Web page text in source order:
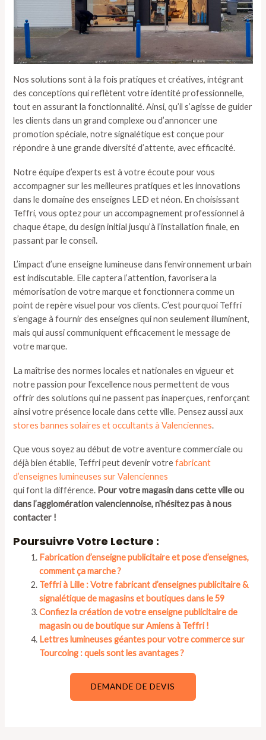
Nos solutions sont à la fois pratiques et créatives, intégrant
des conceptions qui reflètent votre identité professionnelle,
tout en assurant la fonctionnalité. Ainsi, qu’il s’agisse de guider
les clients dans un grand complexe ou d’annoncer une
promotion spéciale, notre signalétique est conçue pour
répondre à une grande diversité d’attente, avec efficacité.
Notre équipe d’experts est à votre écoute pour vous
accompagner sur les meilleures pratiques et les innovations
dans le domaine des enseignes LED et néon. En choisissant
Teffri, vous optez pour un accompagnement professionnel à
chaque étape, du design initial jusqu’à l’installation finale, en
passant par le conseil.
L’impact d’une enseigne lumineuse dans l’environnement urbain
est indiscutable. Elle captera l’attention, favorisera la
mémorisation de votre marque et fonctionnera comme un
point de repère visuel pour vos clients. C’est pourquoi Teffri
s’engage à fournir des enseignes qui non seulement illuminent,
mais qui aussi communiquent efficacement le message de
votre marque.
La maîtrise des normes locales et nationales en vigueur et
notre passion pour l’excellence nous permettent de vous
offrir des solutions qui ne passent pas inaperçues, renforçant
ainsi votre présence locale dans cette ville. Pensez aussi aux
stores bannes solaires et occultants à Valenciennes.
Que vous soyez au début de votre aventure commerciale ou
déjà bien établie, Teffri peut devenir votrefabricant
d’enseignes lumineuses sur Valenciennes
qui font la différence. Pour votre magasin dans cette ville ou
dans l’agglomération valenciennoise, n’hésitez pas à nous
contacter !
Poursuivre Votre Lecture :
Fabrication d’enseigne publicitaire et pose d’enseignes,
comment ça marche ?
Teffri à Lille : Votre fabricant d’enseignes publicitaire &
signalétique de magasins et boutiques dans le 59
Confiez la création de votre enseigne publicitaire de
magasin ou de boutique sur Amiens à Teffri !
Lettres lumineuses géantes pour votre commerce sur
Tourcoing : quels sont les avantages ?
DEMANDE DE DEVIS